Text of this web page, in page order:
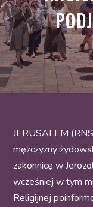
JERUSALEM
mężczyzny
zakonnicę w
wcześniej w tym
Religijnej